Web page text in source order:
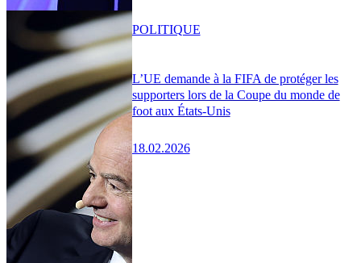
L’UE demande à la FIFA de protéger les
supporters lors de la Coupe du monde de
foot aux États-Unis
18.02.2026
POLITIQUE